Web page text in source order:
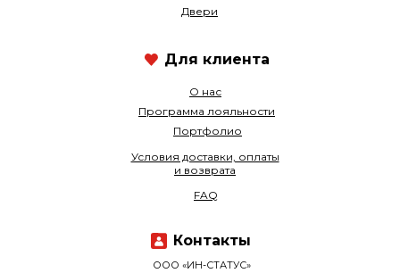
О нас
Программа лояльности
Двери
Портфолио
ООО «ИН-СТАТУС»
Условия доставки, оплаты
и возврата
FAQ
Контакты
Для клиента